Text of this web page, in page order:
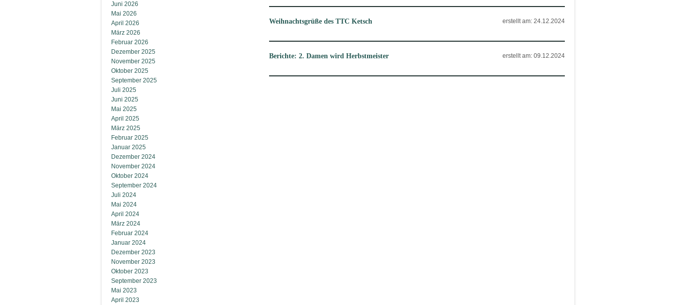
Juni 2026
Mai 2026
April 2026
März 2026
Februar 2026
Dezember 2025
November 2025
Oktober 2025
September 2025
Juli 2025
Juni 2025
Mai 2025
April 2025
März 2025
Februar 2025
Januar 2025
Dezember 2024
November 2024
Oktober 2024
September 2024
Juli 2024
Mai 2024
April 2024
März 2024
Februar 2024
Januar 2024
Dezember 2023
November 2023
Oktober 2023
September 2023
Mai 2023
April 2023
erstellt am: 24.12.2024
Weihnachtsgrüße des TTC Ketsch
erstellt am: 09.12.2024
Berichte: 2. Damen wird Herbstmeister